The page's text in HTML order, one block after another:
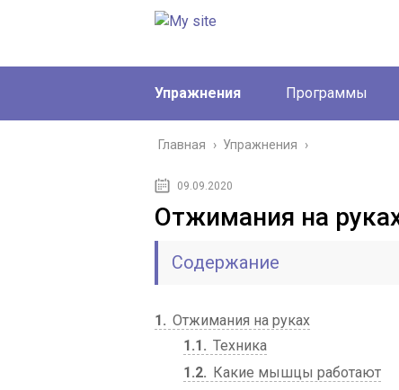
Упражнения Программы
Главная › Упражнения ›
09.09.2020
Отжимания на
Содержание
1
Отжимания на руках
1.1
Техника
1.2
Какие мышцы работают